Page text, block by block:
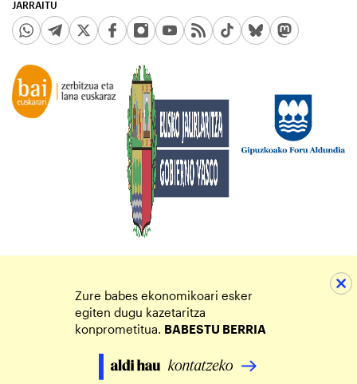
JARRAITU
Zure babes ekonomikoari esker
egiten dugu kazetaritza
konprometitua. BABESTU BERRIA